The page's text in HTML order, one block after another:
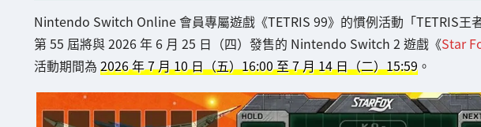
Nintendo Switch Online 會員專屬遊戲《TETRIS 99》的慣例活動「TETRIS王
第 55 屆將與 2026 年 6 月 25 日（四）發售的 Nintendo Switch 2 遊戲《Star
活動期間為 2026 年 7 月 10 日（五）16:00 至 7 月 14 日（二）15:59。